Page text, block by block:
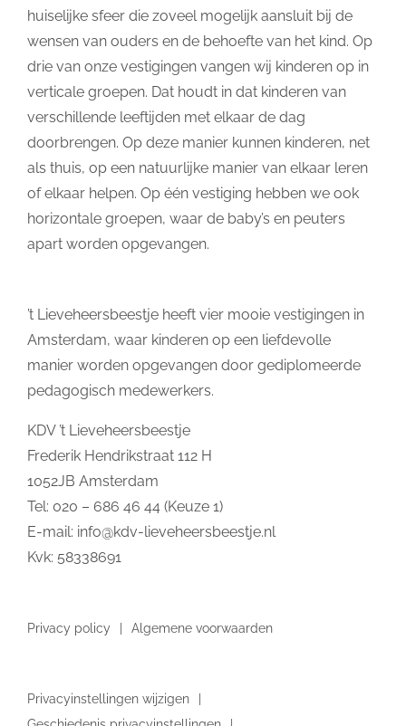
huiselijke sfeer die zoveel mogelijk aansluit bij de
wensen van ouders en de behoefte van het kind. Op
drie van onze vestigingen vangen wij kinderen op in
verticale groepen. Dat houdt in dat kinderen van
verschillende leeftijden met elkaar de dag
doorbrengen. Op deze manier kunnen kinderen, net
als thuis, op een natuurlijke manier van elkaar leren
of elkaar helpen. Op één vestiging hebben we ook
horizontale groepen, waar de baby’s en peuters
apart worden opgevangen.
’t Lieveheersbeestje heeft vier mooie vestigingen in
Amsterdam, waar kinderen op een liefdevolle
manier worden opgevangen door gediplomeerde
pedagogisch medewerkers.
KDV ’t Lieveheersbeestje
Frederik Hendrikstraat 112 H
1052JB Amsterdam
Tel: 020 – 686 46 44 (Keuze 1)
E-mail: info@kdv-lieveheersbeestje.nl
Kvk: 58338691
Privacy policy Algemene voorwaarden
Privacyinstellingen wijzigen